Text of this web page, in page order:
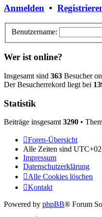
Anmelden •
Benutzername:
Wer ist online?
Insgesamt sind 363 Besucher
Der Besucherrekord liegt bei
Statistik
Beiträge insgesamt 3290 •
Foren-Übersicht
Alle Zeiten sind
Impressum
Datenschutzerklärung
Alle Cookies löschen
Kontakt
Powered by phpBB® Forum